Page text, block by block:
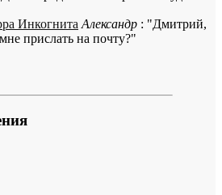
Инкогнита Александр : "Дмитрий,
прислать на почту?"